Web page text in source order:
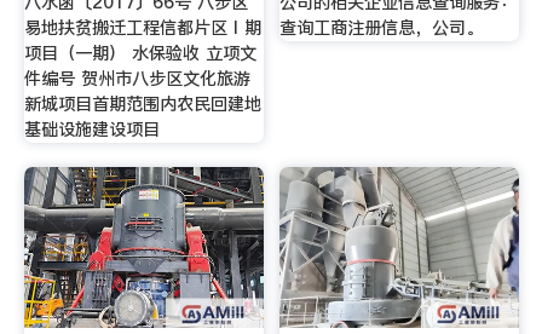
易地扶贫搬迁工程信都片区Ⅰ期
项目（一期） 水保验收 立项文
件编号 贺州市八步区文化旅游
新城项目首期范围内农民回建地
基础设施建设项目
查询工商注册信息，公司。